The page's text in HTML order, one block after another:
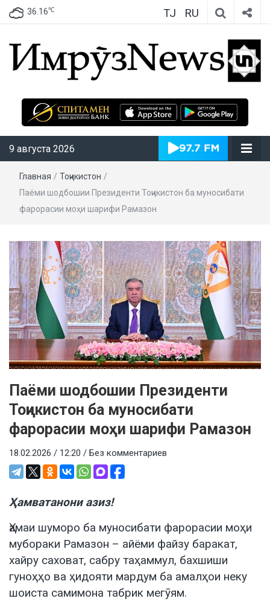
36.16℃ TJ RU
ИмрӯзNews
9 августа 2026
Главная / Тоҷикистон /
Паёми шодбошии Президенти Тоҷикистон ба муносибати
фарорасии моҳи шарифи Рамазон
Паёми шодбошии Президенти
Тоҷикистон ба муносибати
фарорасии моҳи шарифи Рамазон
18.02.2026 / 12:20 / Без комментариев
Ҳамватанони азиз!
Ҳамаи шуморо ба муносибати фарорасии моҳи
мубораки Рамазон – айёми файзу баракат,
хайру саховат, сабру таҳаммул, бахшиши
гуноҳҳо ва ҳидояти мардум ба амалҳои неку
шоиста самимона табрик мегӯям.